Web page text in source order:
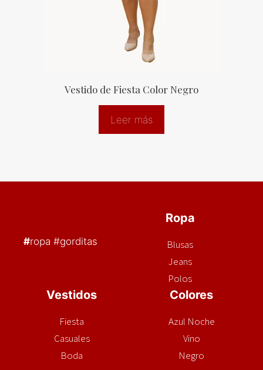
Vestido de Fiesta Color Negro
Leer más
#ropa #gorditas
Ropa
Blusas
Jeans
Polos
Vestidos
Fiesta
Casuales
Boda
Colores
Azul Noche
Vino
Negro